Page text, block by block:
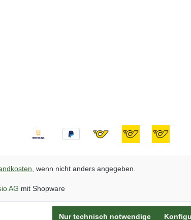
, wenn nicht anders angegeben.
AG mit Shopware
Nur technisch notwendige